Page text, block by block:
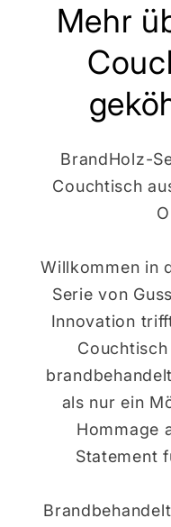
Mehr
BrandHolz-
Couchtisch
Willkommen in
Serie von
Innovation
als nur ein
Hommage
Statement